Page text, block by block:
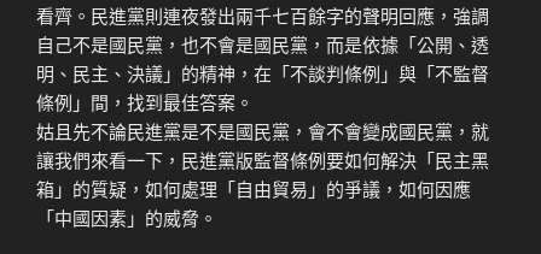
看齊。民進黨則連夜發出兩千七百餘字的聲明回應，強調
自己不是國民黨，也不會是國民黨，而是依據「公開、透
明、民主、決議」的精神，在「不談判條例」與「不監督
條例」間，找到最佳答案。
姑且先不論民進黨是不是國民黨，會不會變成國民黨，就
讓我們來看一下，民進黨版監督條例要如何解決「民主黑
箱」的質疑，如何處理「自由貿易」的爭議，如何因應
「中國因素」的威脅。